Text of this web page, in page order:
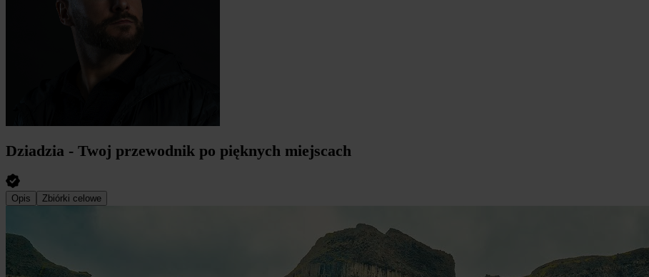
Dziadzia - Twoj przewodnik po pięknych miejscach
Opis Zbiórki celowe